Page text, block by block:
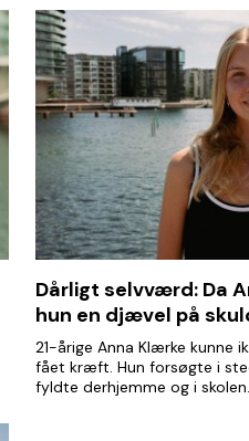
Dårligt selvværd: Da
hun en djævel på
21-årige Anna Klærke kunne
fået kræft. Hun forsøgte i
fyldte derhjemme og i skolen.